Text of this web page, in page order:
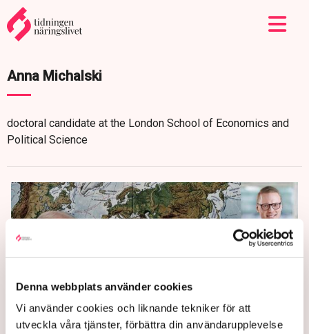
Denna webbplats använder cookies
Vi använder cookies och liknande tekniker för att
utveckla våra tjänster, förbättra din användarupplevelse
Anna Michalski
doctoral candidate at the London School of Economics and
Political Science